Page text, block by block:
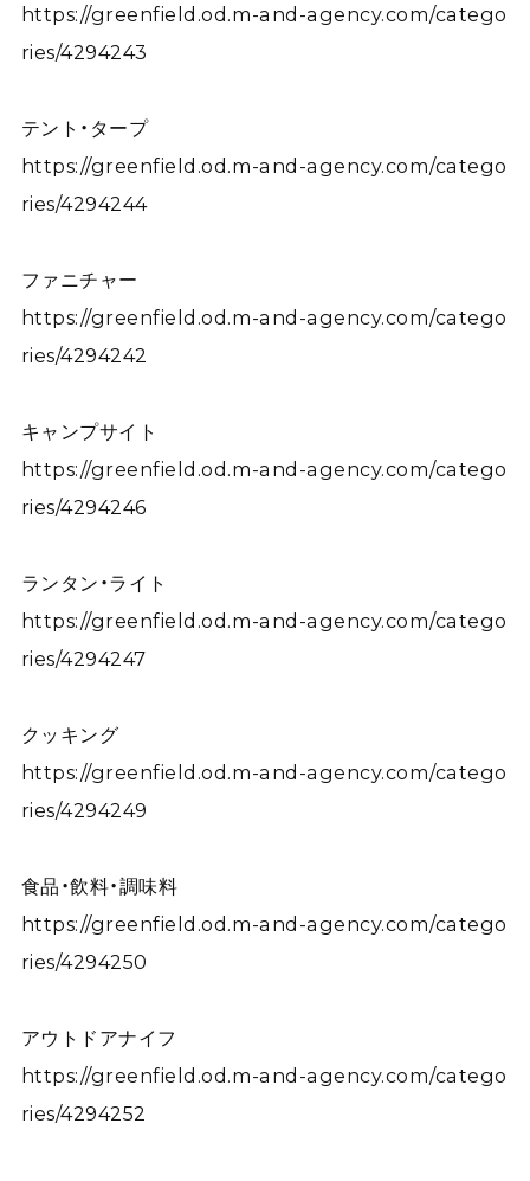
https://greenfield.od.m-and-agency.com/catego
ries/4294243
テント・タープ
https://greenfield.od.m-and-agency.com/catego
ries/4294244
ファニチャー
https://greenfield.od.m-and-agency.com/catego
ries/4294242
キャンプサイト
https://greenfield.od.m-and-agency.com/catego
ries/4294246
ランタン・ライト
https://greenfield.od.m-and-agency.com/catego
ries/4294247
クッキング
https://greenfield.od.m-and-agency.com/catego
ries/4294249
食品・飲料・調味料
https://greenfield.od.m-and-agency.com/catego
ries/4294250
アウトドアナイフ
https://greenfield.od.m-and-agency.com/catego
ries/4294252